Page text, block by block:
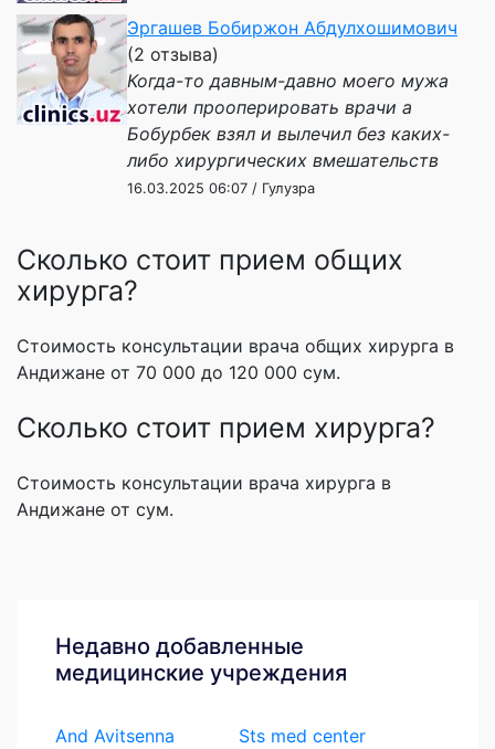
Эргашев Бобиржон Абдулхошимович
(2 отзыва)
Когда-то давным-давно моего мужа
хотели прооперировать врачи а
Бобурбек взял и вылечил без каких-
либо хирургических вмешательств
16.03.2025 06:07 / Гулузра
Сколько стоит прием общих
хирурга?
Стоимость консультации врача общих хирурга в
Андижане от 70 000 до 120 000 сум.
Сколько стоит прием хирурга?
Стоимость консультации врача хирурга в
Андижане от сум.
Недавно добавленные
медицинские учреждения
And Avitsenna Sts med center